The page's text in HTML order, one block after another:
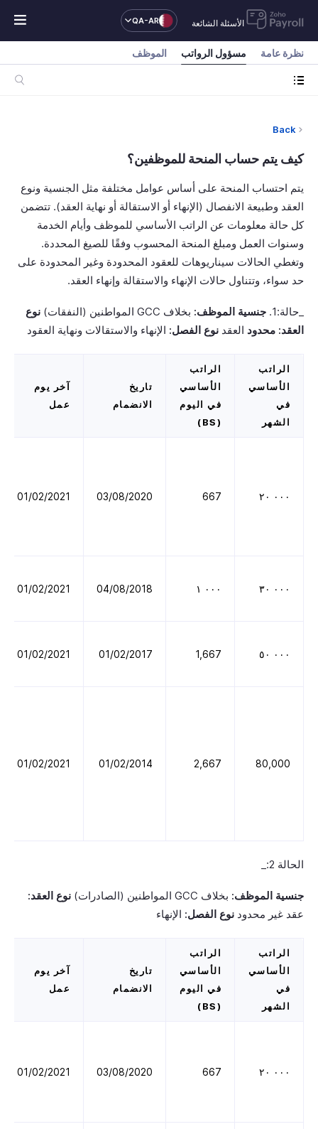
الأسئلة الشائعة QA-AR
نظرة عامة مسؤول الرواتب الموظف
Back
كيف يتم حساب المنحة للموظفين؟
يتم احتساب المنحة على أساس عوامل مختلفة مثل الجنسية ونوع
العقد وطبيعة الانفصال (الإنهاء أو الاستقالة أو نهاية العقد). تتضمن
كل حالة معلومات عن الراتب الأساسي للموظف وأيام الخدمة
وسنوات العمل ومبلغ المنحة المحسوب وفقًا للصيغ المحددة.
وتغطي الحالات سيناريوهات للعقود المحدودة وغير المحدودة على
حد سواء، وتتناول حالات الإنهاء والاستقالة وإنهاء العقد.
_حالة:1. جنسية الموظف: بخلاف GCC المواطنين (النفقات)
نوع
العقد: محدود العقد نوع الفصل: الإنهاء والاستقالات ونهاية العقود
الراتب
الأساسي
في
الشهر
الراتب
الأساسي
في اليوم
(BS)
تاريخ
الانضمام
آخر يوم
عمل
٠٠٠ ٢٠ 667
03/08/2020
01/02/2021
٠٠٠ ٣٠ ٠٠٠ ١ 04/08/2018
01/02/2021
٠٠٠ ٥٠ 1,667
01/02/2017
01/02/2021
80,000
2,667
01/02/2014
01/02/2021
الحالة 2:_
جنسية الموظف: بخلاف GCC المواطنين (الصادرات)
نوع العقد:
عقد غير محدود نوع الفصل: الإنهاء
الراتب
الأساسي
في
الشهر
الراتب
الأساسي
في اليوم
(BS)
تاريخ
الانضمام
آخر يوم
عمل
٠٠٠ ٢٠ 667
03/08/2020
01/02/2021